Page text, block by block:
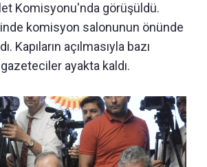
Komisyonu'nda görüşüldü.
komisyon salonunun önünde
Kapıların açılmasıyla bazı
ayakta kaldı.